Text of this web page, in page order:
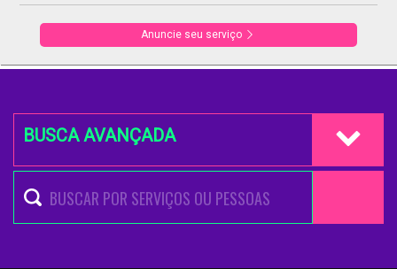
Anuncie seu serviço
BUSCA AVANÇADA